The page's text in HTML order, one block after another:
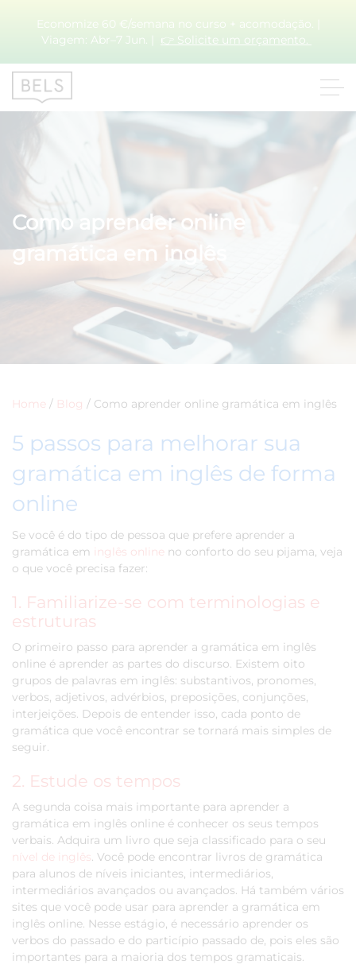
Economize 60 €/semana no curso + acomodação. |
Viagem: Abr–7 Jun. | 👉 Solicite um orçamento.
Como aprender online
gramática em inglês
Home / Blog / Como aprender online gramática em inglês
5 passos para melhorar sua
gramática em inglês de forma
online
Se você é do tipo de pessoa que prefere aprender a
gramática em
inglês online no conforto do seu pijama, veja
o que você precisa fazer:
1. Familiarize-se com terminologias e
estruturas
O primeiro passo para aprender a gramática em inglês
online é aprender as partes do discurso. Existem oito
grupos de palavras em inglês: substantivos, pronomes,
verbos, adjetivos, advérbios, preposições, conjunções,
interjeições. Depois de entender isso, cada ponto de
gramática que você encontrar se tornará mais simples de
seguir.
2. Estude os tempos
A segunda coisa mais importante para aprender a
gramática em inglês online é conhecer os seus tempos
verbais. Adquira um livro que seja classificado para o seu
nível de inglês. Você pode encontrar livros de gramática
para alunos de níveis iniciantes, intermediários,
intermediários avançados ou avançados. Há também vários
sites que você pode usar para aprender a gramática em
inglês online. Nesse estágio, é necessário aprender os
verbos do passado e do particípio passado de, pois eles são
importantes para a maioria dos tempos gramaticais.